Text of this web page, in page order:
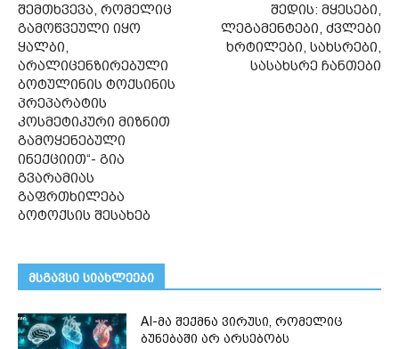
შემთხვევა, რომელიც
გამოწვეული იყო
ყალბი,
არალიცენზირებული
ბოტულინის ტოქსინის
პრეპარატის
კოსმეტიკური მიზნით
გამოყენებული
ინექციით“- გია
გვარამიას
გაფრთხილება
ბოტოქსის შესახებ
შედის: მყესები,
ლეგამენტები, ძვლები
ხრტილები, სახსრები,
სასახსრე ჩანთები
მსგავსი სიახლეები
AI-მა შექმნა ვირუსი, რომელიც
ბუნებაში არ არსებობს